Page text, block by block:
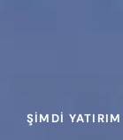
ŞIMDI